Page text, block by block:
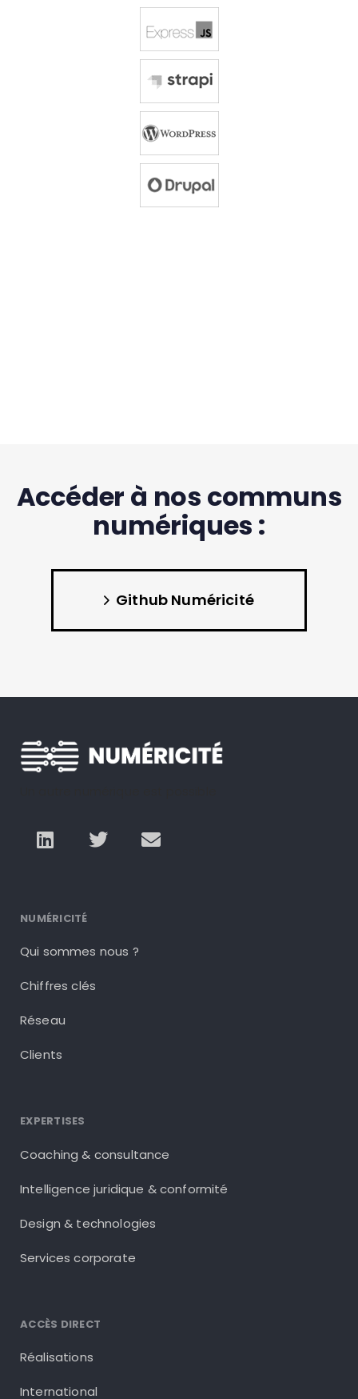
Accéder à nos communs
numériques :
Github Numéricité
NUMÉRICITÉ
Qui sommes nous ?
Chiffres clés
Réseau
Clients
EXPERTISES
Coaching & consultance
Intelligence juridique & conformité
Design & technologies
Services corporate
ACCÈS DIRECT
Réalisations
International